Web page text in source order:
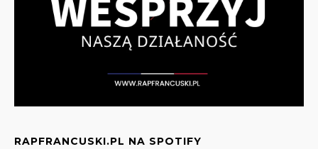
RAPFRANCUSKI.PL NA SPOTIFY